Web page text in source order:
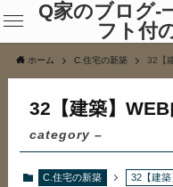
Q家のブログ-
フト付
ホーム C.住宅の新築 32【
32【建築】WEB
category –
C.住宅の新築 32【建築